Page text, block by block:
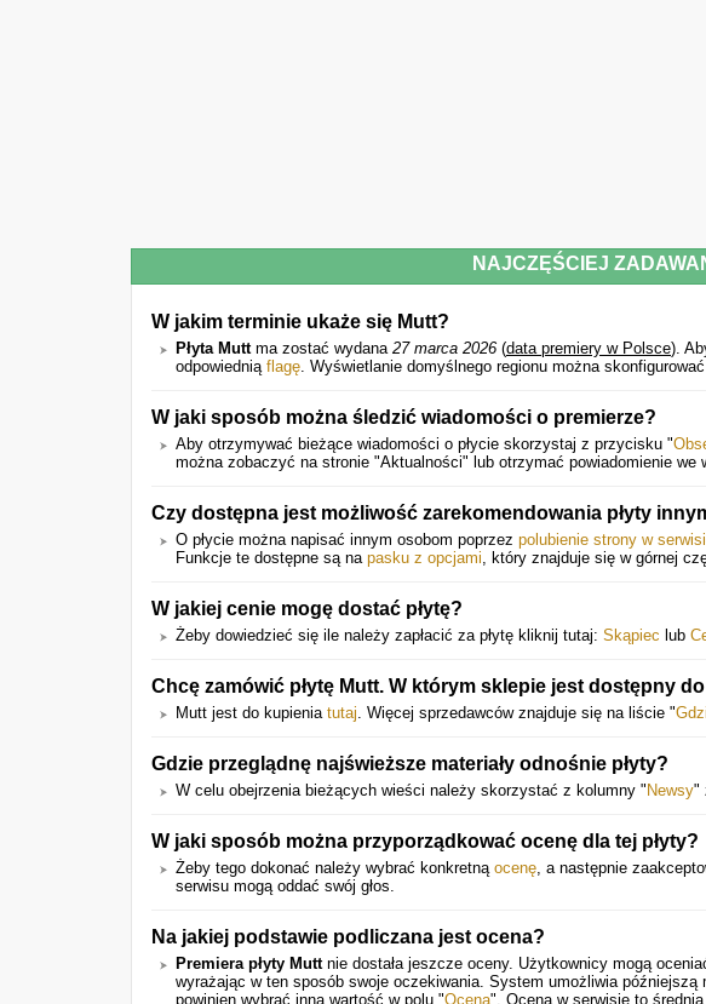
NAJCZĘŚCIEJ
W jakim terminie ukaże się Mutt?
Płyta Muttma zostać wydana 27 marca 2026 (data premiery w Polsce).
odpowiednią flagę. Wyświetlanie domyślnego regionu można
W jaki sposób można śledzić wiadomości o premierze?
Aby otrzymywać bieżące wiadomości o płycie skorzystaj z przycisku "
można zobaczyć na stronie "Aktualności" lub otrzymać powiadomienie we
Czy dostępna jest możliwość zarekomendowania płyty
O płycie można napisać innym osobom poprzez polubienie strony w
Funkcje te dostępne są na pasku z opcjami, który znajduje się w górnej
W jakiej cenie mogę dostać płytę?
Żeby dowiedzieć się ile należy zapłacić za płytę kliknij tutaj: Skąpiec lub
Chcę zamówić płytę Mutt. W którym sklepie jest dostępny
Mutt jest do kupienia tutaj. Więcej sprzedawców znajduje się na liście "
Gdzie przeglądnę najświeższe materiały odnośnie płyty?
W celu obejrzenia bieżących wieści należy skorzystać z kolumny " Newsy"
W jaki sposób można przyporządkować ocenę dla tej płyty?
Żeby tego dokonać należy wybrać konkretną ocenę, a następnie
serwisu mogą oddać swój głos.
Na jakiej podstawie podliczana jest ocena?
Premiera płyty Muttnie dostała jeszcze oceny. Użytkownicy mogą
wyrażając w ten sposób swoje oczekiwania. System umożliwia
powinien wybrać inną wartość w polu "Ocena". Ocena w serwisie to